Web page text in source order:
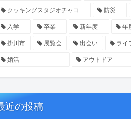
クッキングスタジオチャコ 防災
入学 卒業 新年度 年
掛川市 展覧会 出会い ライ
婚活 アウトドア
近の投稿